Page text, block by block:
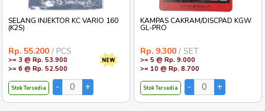
SELANG INJEKTOR KC VARIO 160
(K2S)
Rp. 55.200 / PCS
>= 3 @ Rp. 53.900
>= 6 @ Rp. 52.500
Stok Tersedia
KAMPAS CAKRAM/DISCPAD KGW
GL-PRO
Rp. 9.300 / SET
>= 5 @ Rp. 9.000
>= 10 @ Rp. 8.700
Stok Tersedia